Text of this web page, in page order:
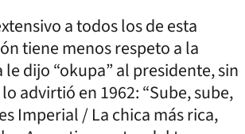
a todos los de esta
tiene menos respeto a la
dijo “okupa” al presidente, sin
advirtió en 1962: “Sube, sube,
Imperial / La chica más rica,